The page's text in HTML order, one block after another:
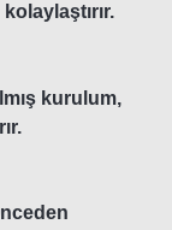
kurulum,